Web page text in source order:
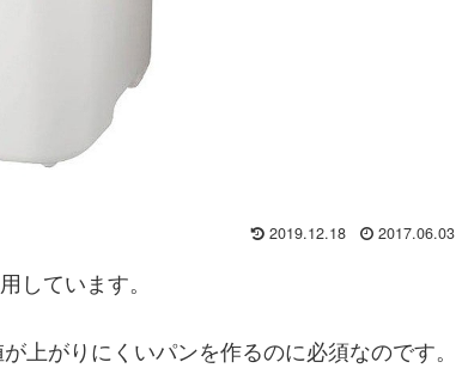
2019.12.18 2017.06.03
しています。
上がりにくいパンを作るのに必須なのです。